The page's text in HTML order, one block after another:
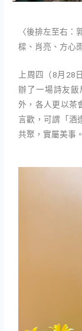
〈後排左至右：
樑、肖亮 、 方心
上周四（8月28
辦了一場詩友
外，各人更以茶
言歡，可謂「酒
共聚，實屬美事。